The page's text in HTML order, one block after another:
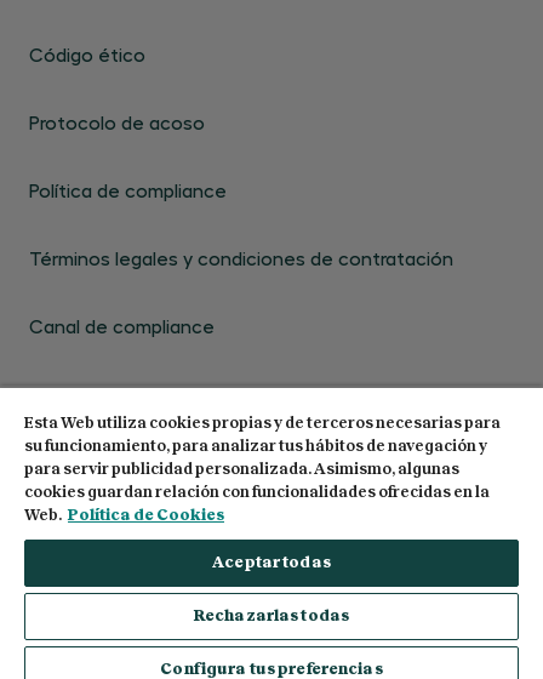
Código ético
Protocolo de acoso
Política de compliance
Términos legales y condiciones de contratación
Canal de compliance
© 2026 Centro de Estudios Garrigues. Todos los
derechos reservados
Esta Web utiliza cookies propias y de terceros necesarias para
su funcionamiento, para analizar tus hábitos de navegación y
para servir publicidad personalizada. Asimismo, algunas
cookies guardan relación con funcionalidades ofrecidas en la
Web. Política de Cookies
Aceptar todas
Rechazarlas todas
Configura tus preferencias